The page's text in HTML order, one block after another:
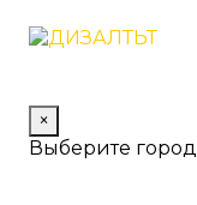
×
Выберите город